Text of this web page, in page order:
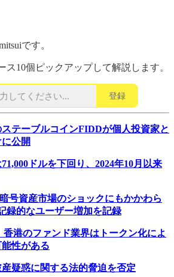
です。
ス10個ピックアップして解説します。
登録
テーブルコインFIDDが個人投資家と
公開
ドルを下回り、2024年10月以来
号資産市場のショックにもかかわら
録的なユーザー増加を記録
港のファンド業界はトークン化によ
性がある
疑惑に関する法的脅迫を否定